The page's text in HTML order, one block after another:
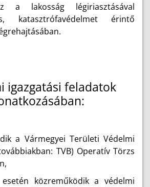
a lakosság légiriasztásával
katasztrófavédelmet érintő
igazgatási feladatok
a Vármegyei Területi Védelmi
TVB) Operatív Törzs
közreműködik a védelmi